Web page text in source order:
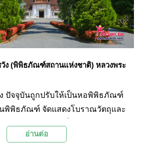
ง (พิพิธภัณฑ์สถานแห่งชาติ) หลวงพระ
ปัจจุบันถูกปรับให้เป็นหอพิพิธภัณฑ์
นพิพิธภัณฑ์ จัดแสดงโบราณวัตถุและ
าชีวิต พระพุทธรูป และวัตถุโบราณ
อ่านต่อ